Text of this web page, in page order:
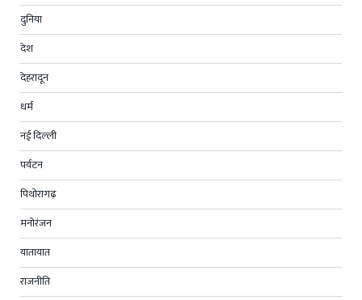
दुनिया
देश
देहरादून
धर्म
नई दिल्ली
पर्यटन
पिथोरागढ़
मनोरंजन
यातायात
राजनीति